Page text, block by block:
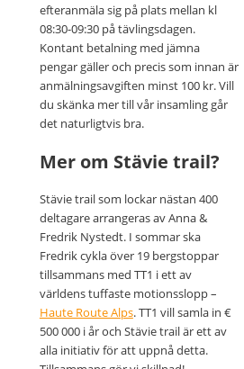
efteranmäla sig på plats mellan kl
08:30-09:30 på tävlingsdagen.
Kontant betalning med jämna
pengar gäller och precis som innan är
anmälningsavgiften minst 100 kr. Vill
du skänka mer till vår insamling går
det naturligtvis bra.
Mer om Stävie trail?
Stävie trail som lockar nästan 400
deltagare arrangeras av Anna &
Fredrik Nystedt. I sommar ska
Fredrik cykla över 19 bergstoppar
tillsammans med TT1 i ett av
världens tuffaste motionsslopp –
Haute Route Alps. TT1 vill samla in €
500 000 i år och Stävie trail är ett av
alla initiativ för att uppnå detta.